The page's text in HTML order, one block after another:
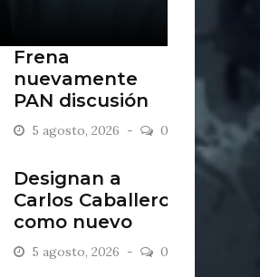
Frena
nuevamente
PAN discusión
sobre
despenalización
del aborto en
Guanajuato
5 agosto, 2026 0
Designan a
Carlos Caballero
como nuevo
presidente del
Consejo del
5 agosto, 2026 0